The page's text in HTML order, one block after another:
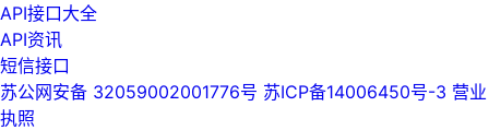
API接口大全
API资讯
短信接口
苏公网安备 32059002001776号 苏ICP备14006450号-3 营业
执照